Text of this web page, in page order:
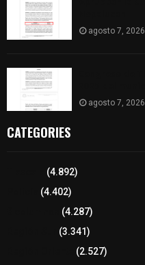
agosto 7, 2026
agosto 7, 2026
CATEGORIES
(4.892)
(4.402)
(4.287)
(3.341)
(2.527)